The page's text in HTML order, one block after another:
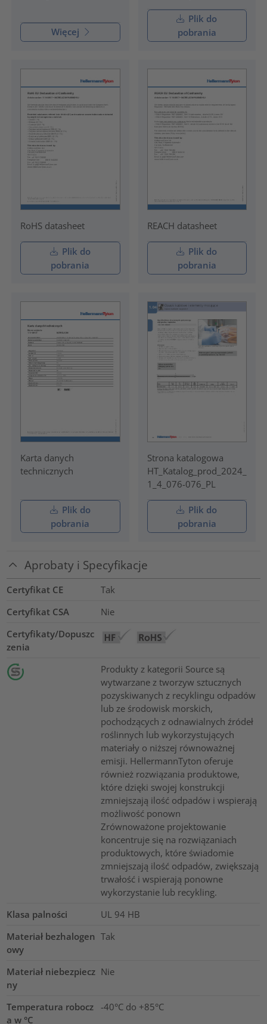
Więcej
Plik do
pobrania
RoHS datasheet
Plik do
pobrania
REACH datasheet
Plik do
pobrania
Karta danych
technicznych
Plik do
pobrania
Strona katalogowa
HT_Katalog_prod_2024_
1_4_076-076_PL
Plik do
pobrania
Aprobaty i Specyfikacje
Certyfikat CE
Tak
Certyfikat CSA
Nie
Certyfikaty/Dopuszc
zenia
Produkty z kategorii Source są
wytwarzane z tworzyw sztucznych
pozyskiwanych z recyklingu odpadów
lub ze środowisk morskich,
pochodzących z odnawialnych źródeł
roślinnych lub wykorzystujących
materiały o niższej równoważnej
emisji. HellermannTyton oferuje
również rozwiązania produktowe,
które dzięki swojej konstrukcji
zmniejszają ilość odpadów i wspierają
możliwość ponown
Zrównoważone projektowanie
koncentruje się na rozwiązaniach
produktowych, które świadomie
zmniejszają ilość odpadów, zwiększają
trwałość i wspierają ponowne
wykorzystanie lub recykling.
Klasa palności
UL 94 HB
Materiał bezhalogen
owy
Tak
Materiał niebezpiecz
ny
Nie
Temperatura robocz
a w °C
-40°C do +85°C